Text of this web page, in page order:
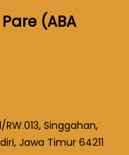
(ABA
RW.013, Singgahan,
Jawa Timur 64211